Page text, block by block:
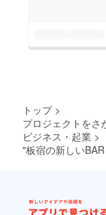
トップ >
プロジェクトをさ
ビジネス・起業 >
"板宿の新しい